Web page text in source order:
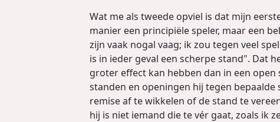
Wat me als tweede opviel is dat mijn
manier een principiële speler, maar een
zijn vaak nogal vaag; ik zou tegen veel
is in ieder geval een scherpe stand". Dat
groter effect kan hebben dan in een
standen en openingen hij tegen
remise af te wikkelen of de stand te
hij is niet iemand die te vér gaat, zoals ik